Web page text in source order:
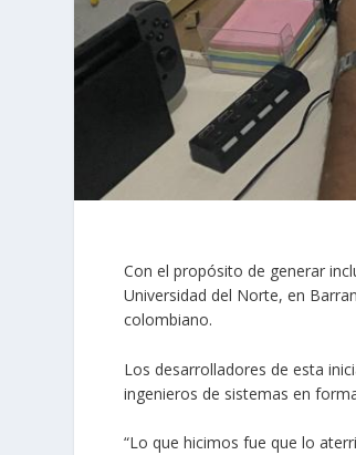
Con el propósito de generar
Universidad del Norte, en
colombiano.
Los desarrolladores de esta
ingenieros de sistemas en
“Lo que hicimos fue que lo